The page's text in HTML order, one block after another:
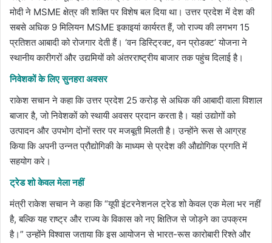
मोदी ने MSME क्षेत्र की शक्ति पर विशेष बल दिया था। उत्तर प्रदेश में देश की
सबसे अधिक 9 मिलियन MSME इकाइयां कार्यरत हैं, जो राज्य की लगभग 15
प्रतिशत आबादी को रोजगार देती हैं। ‘वन डिस्ट्रिक्ट, वन प्रोडक्ट’ योजना ने
स्थानीय कारीगरों और उद्यमियों को अंतरराष्ट्रीय बाजार तक पहुंच दिलाई है।
निवेशकों के लिए सुनहरा अवसर
राकेश सचान ने कहा कि उत्तर प्रदेश 25 करोड़ से अधिक की आबादी वाला विशाल
बाजार है, जो निवेशकों को स्थायी अवसर प्रदान करता है। यहां उद्योगों को
उत्पादन और उपभोग दोनों स्तर पर मजबूती मिलती है। उन्होंने रूस से आग्रह
किया कि अपनी उन्नत प्रौद्योगिकी के माध्यम से प्रदेश की औद्योगिक प्रगति में
सहयोग करे।
ट्रेड शो केवल मेला नहीं
मंत्री राकेश सचान ने कहा कि “यूपी इंटरनेशनल ट्रेड शो केवल एक मेला भर नहीं
है, बल्कि यह राष्ट्र और राज्य के विकास को नए क्षितिज से जोड़ने का उपक्रम
है।” उन्होंने विश्वास जताया कि इस आयोजन से भारत-रूस कारोबारी रिश्ते और